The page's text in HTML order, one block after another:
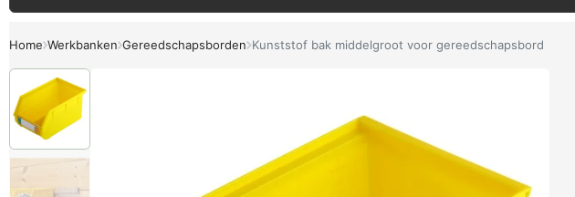
Home Werkbanken Gereedschapsborden Kunststof bak middelgroot voor gereedschapsbord